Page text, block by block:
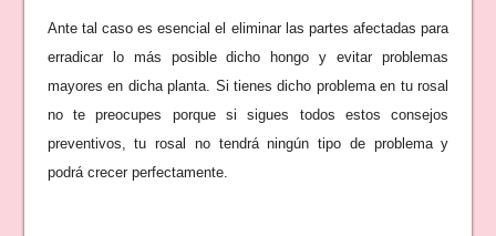
Ante tal caso es esencial el eliminar las partes afectadas para
erradicar lo más posible dicho hongo y evitar problemas
mayores en dicha planta. Si tienes dicho problema en tu rosal
no te preocupes porque si sigues todos estos consejos
preventivos, tu rosal no tendrá ningún tipo de problema y
podrá crecer perfectamente.